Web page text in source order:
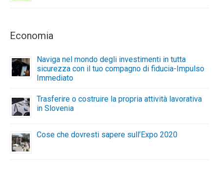
Economia
Naviga nel mondo degli investimenti in tutta
sicurezza con il tuo compagno di fiducia-Impulso
Immediato
Trasferire o costruire la propria attività lavorativa
in Slovenia
Cose che dovresti sapere sull’Expo 2020